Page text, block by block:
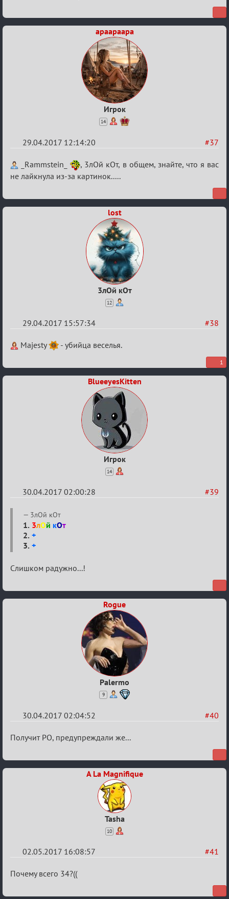
apaapaapa
Игрок
14
#37
29.04.2017 12:14:20
Re:
Кубок
_Rammstein_
, 3лОй кОт, в общем, знайте, что я вас
не лайкнула из-за картинок.....
lost
3лОй кОт
12
#38
29.04.2017 15:57:34
Re:
Вендетты
Majesty - убийца веселья.
1
BlueeyesKitten
Игрок
14
#39
30.04.2017 02:00:28
Re:
Кубок
Вендетты
3лОй кОт
1. 3лОй кОт
2. +
3. +
Слишком радужно...!
Rogue
Palermo
9
#40
30.04.2017 02:04:52
Re:
Вендетты
Получит РО, предупреждали же...
A La Magnifique
Tasha
10
#41
02.05.2017 16:08:57
Re:
Почему всего 34?((